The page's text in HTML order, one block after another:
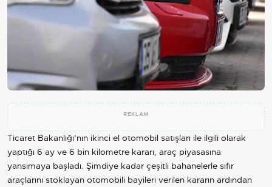
REKLAM
Ticaret Bakanlığı’nın ikinci el otomobil satışları ile ilgili olarak
yaptığı 6 ay ve 6 bin kilometre kararı, araç piyasasına
yansımaya başladı. Şimdiye kadar çeşitli bahanelerle sıfır
araçlarını stoklayan otomobili bayileri verilen kararın ardından